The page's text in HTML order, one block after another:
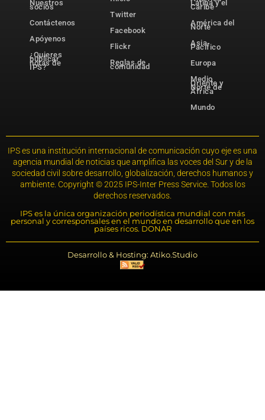
Nuestros
socios
Contáctenos
Apóyenos
¿Quieres
publicar
notas de
IPS?
Twitter
Facebook
Flickr
Reglas de
comunidad
Latina y el
Caribe
América del
Norte
Asia-
Pacífico
Europa
Medio
Oriente y
Norte de
África
Mundo
IPS es una institución internacional de comunicación cuyo eje es una
agencia mundial de noticias que amplifica las voces del Sur y de la
sociedad civil sobre desarrollo, globalización, derechos humanos y
ambiente. Copyright © 2025 IPS-Inter Press Service. Todos los
derechos reservados.
IPS es la única organización periodística mundial con más
personal y corresponsales en el mundo en desarrollo que en los
países ricos. DONAR
Desarrollo & Hosting: Atiko.Studio